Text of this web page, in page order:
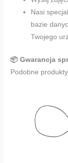
Nasi
bazie
Twojego
📦 Gwarancja
Podobne produkty